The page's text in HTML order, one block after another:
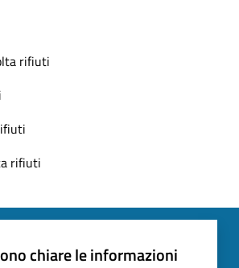
rifiuti
rifiuti
chiare le informazioni